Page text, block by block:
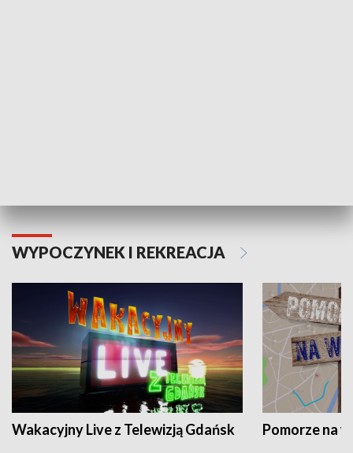
WYPOCZYNEK I REKREACJA
Wakacyjny Live z Telewizją Gdańsk Pomorze na